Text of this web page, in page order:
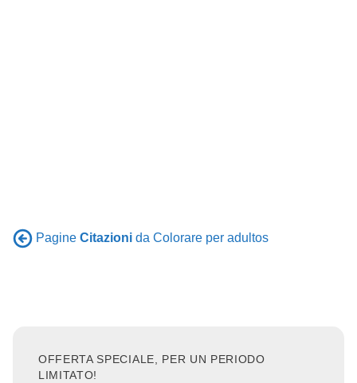
Pagine Citazioni da Colorare per adultos
OFFERTA SPECIALE, PER UN PERIODO
LIMITATO!